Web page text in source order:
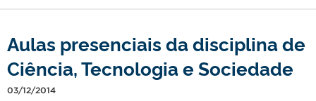
Aulas presenciais da disciplina de
Ciência, Tecnologia e Sociedade
03/12/2014